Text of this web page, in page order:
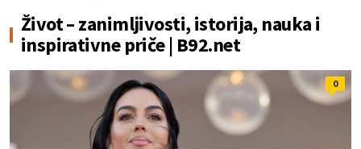
Život – zanimljivosti, istorija, nauka i
inspirativne priče | B92.net
0